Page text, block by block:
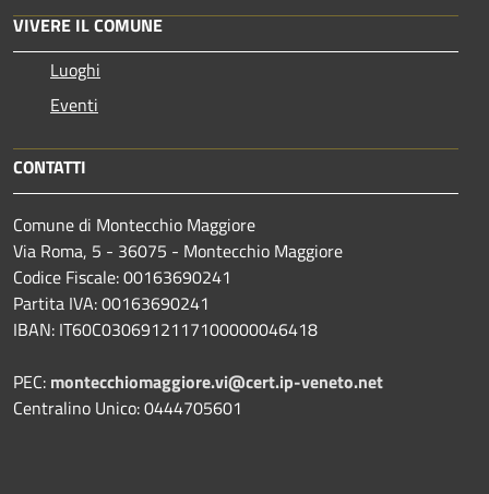
VIVERE IL COMUNE
Luoghi
Eventi
CONTATTI
Comune di Montecchio Maggiore
Via Roma, 5 - 36075 - Montecchio Maggiore
Codice Fiscale: 00163690241
Partita IVA: 00163690241
IBAN: IT60C0306912117100000046418
PEC: montecchiomaggiore.vi@cert.ip-veneto.net
Centralino Unico: 0444705601